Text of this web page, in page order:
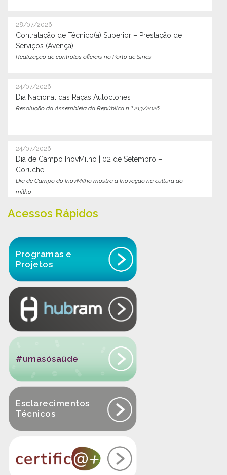
28/07/2026
Contratação de Técnico(a) Superior – Prestação de
Serviços (Avença)
Realização de controlos oficiais no Porto de Sines
24/07/2026
Dia Nacional das Raças Autóctones
Resolução da Assembleia da República n.º 213/2026
24/07/2026
Dia de Campo InovMilho | 02 de Setembro –
Coruche
Dia de Campo do InovMilho mostra a Inovação na cultura do
milho
Acessos Rápidos
Programas e
Projetos
#umasósaúde
Esclarecimentos
Técnicos